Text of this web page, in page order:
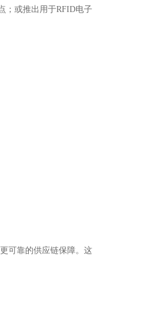
；或推出用于RFID电子
可靠的供应链保障。这